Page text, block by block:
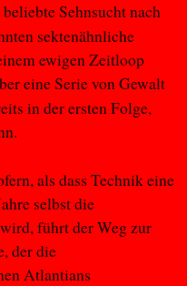
Sehnsucht nach
sektenähnliche
ewigen Zeitloop
eine Serie von Gewalt
in der ersten Folge,
als dass Technik eine
selbst die
führt der Weg zur
der die
Atlantians